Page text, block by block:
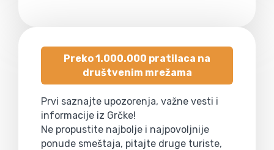
Preko 1.000.000 pratilaca na
društvenim mrežama
Prvi saznajte upozorenja, važne vesti i
informacije iz Grčke!
Ne propustite najbolje i najpovoljnije
ponude smeštaja, pitajte druge turiste,